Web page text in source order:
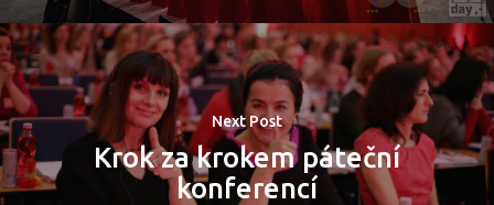
Next Post
Krok za krokem páteční
konferencí